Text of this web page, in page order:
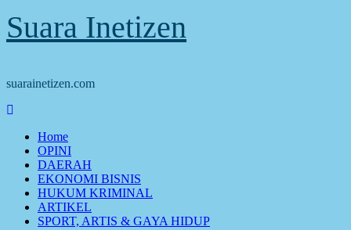
Suara Inetizen
suarainetizen.com
Home
OPINI
DAERAH
EKONOMI BISNIS
HUKUM KRIMINAL
ARTIKEL
SPORT, ARTIS & GAYA HIDUP